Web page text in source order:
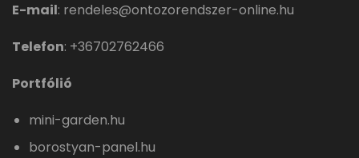
E-mail: rendeles@ontozorendszer-online.hu
Telefon: +36702762466
Portfólió
mini-garden.hu
borostyan-panel.hu